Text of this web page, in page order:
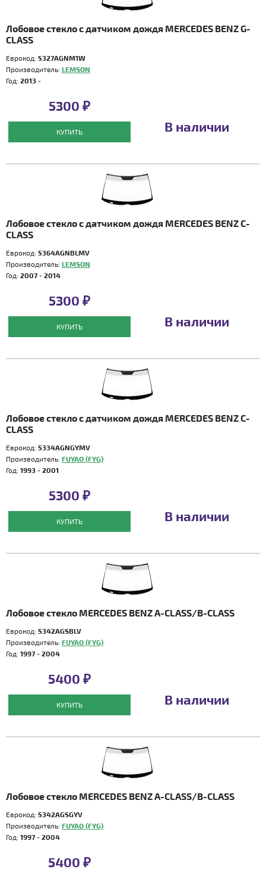
Лобовое стекло с датчиком дождя MERCEDES BENZ G-
CLASS
Еврокод: 5327AGNM1W
Производитель: LEMSON
Год: 2013 -
5300 ₽
КУПИТЬ В наличии
Лобовое стекло с датчиком дождя MERCEDES BENZ C-
CLASS
Еврокод: 5364AGNBLMV
Производитель: LEMSON
Год: 2007 - 2014
5300 ₽
КУПИТЬ В наличии
Лобовое стекло с датчиком дождя MERCEDES BENZ C-
CLASS
Еврокод: 5334AGNGYMV
Производитель: FUYAO (FYG)
Год: 1993 - 2001
5300 ₽
КУПИТЬ В наличии
Лобовое стекло MERCEDES BENZ A-CLASS/B-CLASS
Еврокод: 5342AGSBLV
Производитель: FUYAO (FYG)
Год: 1997 - 2004
5400 ₽
КУПИТЬ В наличии
Лобовое стекло MERCEDES BENZ A-CLASS/B-CLASS
Еврокод: 5342AGSGYV
Производитель: FUYAO (FYG)
Год: 1997 - 2004
5400 ₽